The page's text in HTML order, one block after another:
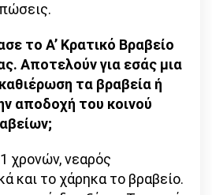
το Α’ Κρατικό Βραβείο
Αποτελούν για εσάς μια
τα βραβεία ή
αποδοχή του κοινού
χρονών, νεαρός
και το χάρηκα το βραβείο.